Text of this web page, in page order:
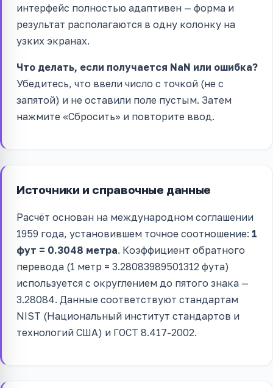
интерфейс полностью адаптивен — форма и
результат располагаются в одну колонку на
узких экранах.
Что делать, если получается NaN или ошибка?
Убедитесь, что ввели число с точкой (не с
запятой) и не оставили поле пустым. Затем
нажмите «Сбросить» и повторите ввод.
Источники и справочные данные
Расчёт основан на международном соглашении
1959 года, установившем точное соотношение: 1
фут = 0.3048 метра. Коэффициент обратного
перевода (1 метр = 3.28083989501312 фута)
используется с округлением до пятого знака —
3.28084. Данные соответствуют стандартам
NIST (Национальный институт стандартов и
технологий США) и ГОСТ 8.417-2002.